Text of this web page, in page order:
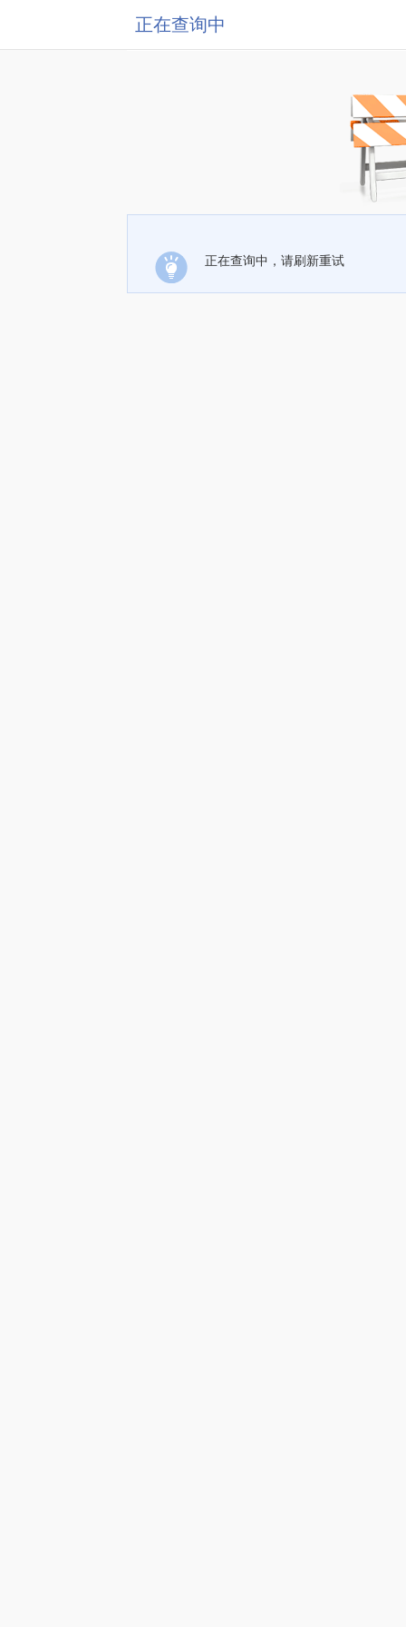
正在查询中
正在查询中，请刷新重试